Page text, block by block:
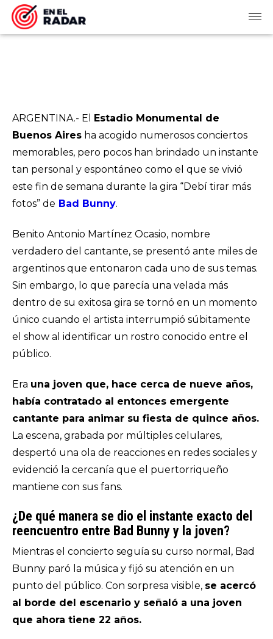
ARGENTINA.- El Estadio Monumental de
Buenos Aires ha acogido numerosos conciertos
memorables, pero pocos han brindado un instante
tan personal y espontáneo como el que se vivió
este fin de semana durante la gira “Debí tirar más
fotos” de Bad Bunny.
Benito Antonio Martínez Ocasio, nombre
verdadero del cantante, se presentó ante miles de
argentinos que entonaron cada uno de sus temas.
Sin embargo, lo que parecía una velada más
dentro de su exitosa gira se tornó en un momento
único cuando el artista interrumpió súbitamente
el show al identificar un rostro conocido entre el
público.
Era una joven que, hace cerca de nueve años,
había contratado al entonces emergente
cantante para animar su fiesta de quince años.
La escena, grabada por múltiples celulares,
despertó una ola de reacciones en redes sociales y
evidenció la cercanía que el puertorriqueño
mantiene con sus fans.
¿De qué manera se dio el instante exacto del
reencuentro entre Bad Bunny y la joven?
Mientras el concierto seguía su curso normal, Bad
Bunny paró la música y fijó su atención en un
punto del público. Con sorpresa visible, se acercó
al borde del escenario y señaló a una joven
que ahora tiene 22 años.